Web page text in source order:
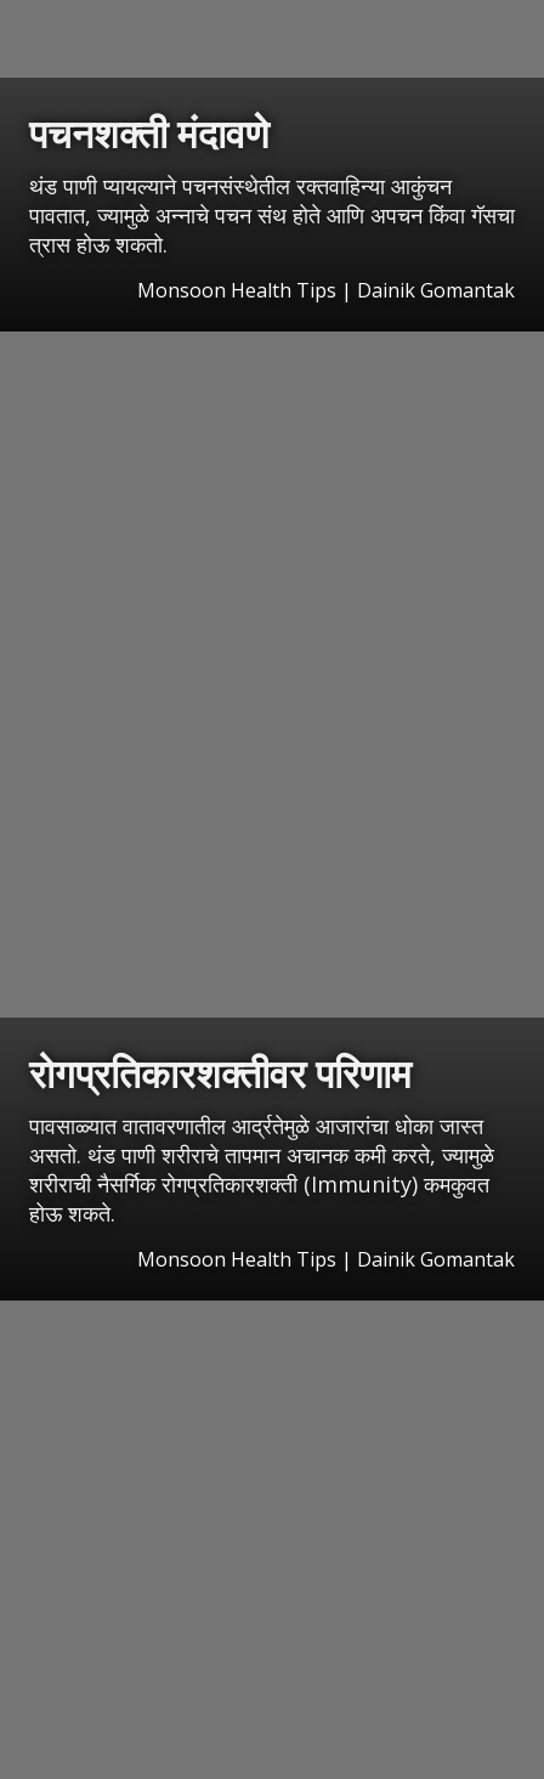
पचनशक्ती मंदावणे
थंड पाणी प्यायल्याने पचनसंस्थेतील रक्तवाहिन्या आकुंचन
पावतात, ज्यामुळे अन्नाचे पचन संथ होते आणि अपचन किंवा गॅसचा
त्रास होऊ शकतो.
Monsoon Health Tips | Dainik Gomantak
रोगप्रतिकारशक्तीवर परिणाम
पावसाळ्यात वातावरणातील आर्द्रतेमुळे आजारांचा धोका जास्त
असतो. थंड पाणी शरीराचे तापमान अचानक कमी करते, ज्यामुळे
शरीराची नैसर्गिक रोगप्रतिकारशक्ती (Immunity) कमकुवत
होऊ शकते.
Monsoon Health Tips | Dainik Gomantak